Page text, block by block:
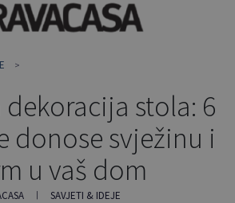
stola: 6
donose svježinu i
u vaš dom
SAVJETI & IDEJE